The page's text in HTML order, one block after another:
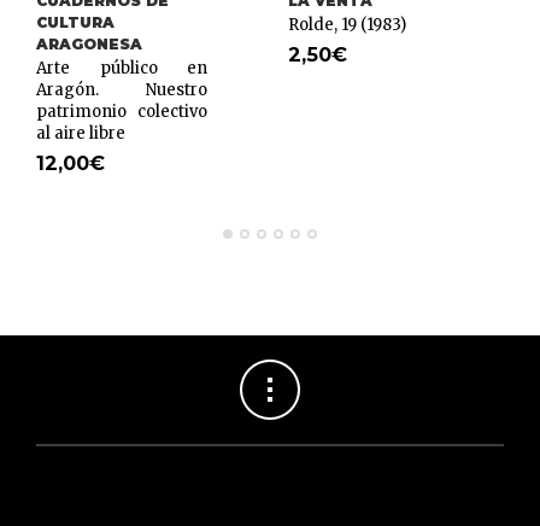
CULTURA
ARAGONESA
Arte público en
Aragón. Nuestro
patrimonio colectivo
al aire libre
12,00€
Rolde, 19 (1983)
2,50€